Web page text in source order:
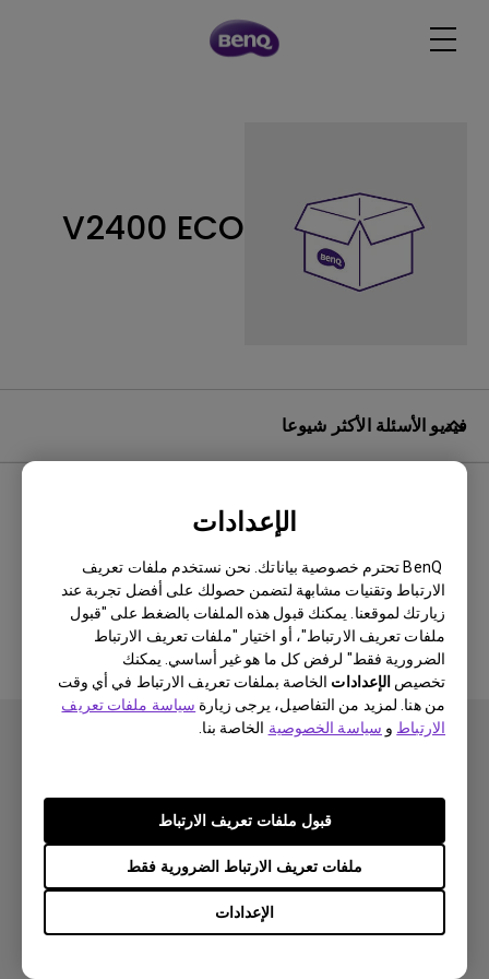
الإعدادات
BenQ تحترم خصوصية بياناتك. نحن نستخدم ملفات تعريف
الارتباط وتقنيات مشابهة لتضمن حصولك على أفضل تجربة عند
زيارتك لموقعنا. يمكنك قبول هذه الملفات بالضغط على "قبول
ملفات تعريف الارتباط"، أو اختيار "ملفات تعريف الارتباط
الضرورية فقط" لرفض كل ما هو غير أساسي. يمكنك
تخصيص الإعدادات الخاصة بملفات تعريف الارتباط في أي وقت
من هنا. لمزيد من التفاصيل، يرجى زيارة سياسة ملفات تعريف
الارتباط و سياسة الخصوصية الخاصة بنا.
الإعدادات
ملفات تعريف الارتباط الضرورية فقط
قبول ملفات تعريف الارتباط
V2400 ECO
فيديو الأسئلة الأكثر شيوعا
لا توجد مقاطع فيديو ذات صلة
حلول